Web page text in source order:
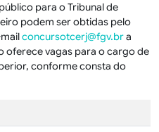
para o Tribunal de
podem ser obtidas pelo
concursotcerj@fgv.bra
oferece vagas para o cargo de
conforme consta do